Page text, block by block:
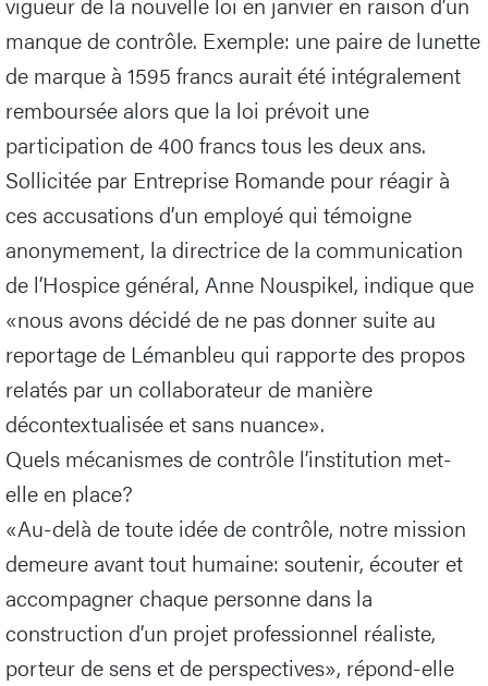
manque de contrôle. Exemple: une paire de lunette
de marque à 1595 francs aurait été intégralement
remboursée alors que la loi prévoit une
participation de 400 francs tous les deux ans.
Sollicitée par Entreprise Romande pour réagir à
ces accusations d’un employé qui témoigne
anonymement, la directrice de la communication
de l’Hospice général, Anne Nouspikel, indique que
«nous avons décidé de ne pas donner suite au
reportage de Lémanbleu qui rapporte des propos
relatés par un collaborateur de manière
décontextualisée et sans nuance».
Quels mécanismes de contrôle l’institution met-
elle en place?
«Au-delà de toute idée de contrôle, notre mission
demeure avant tout humaine: soutenir, écouter et
accompagner chaque personne dans la
construction d’un projet professionnel réaliste,
porteur de sens et de perspectives», répond-elle